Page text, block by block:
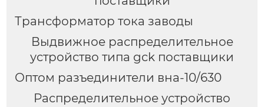
Трансформатор тока заводы
Выдвижное распределительное
устройство типа gck поставщики
Оптом разъединители вна-10/630
Распределительное устройство